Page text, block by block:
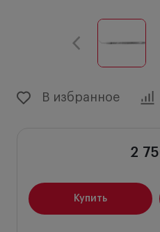
В избранное
2
Купить